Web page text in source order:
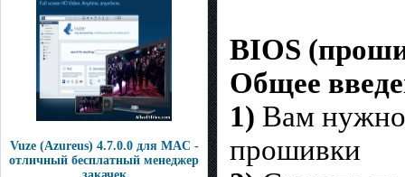
Vuze (Azureus) 4.7.0.0 для MAC -
отличный бесплатный менеджер
BIOS
Общее
1) Вам нужно
прошивки